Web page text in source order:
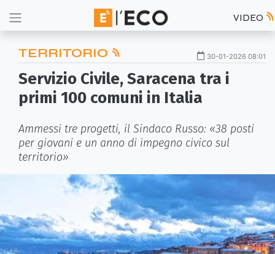
VIDEO
TERRITORIO 30-01-2026 08:01
Servizio Civile, Saracena tra i
primi 100 comuni in Italia
Ammessi tre progetti, il Sindaco Russo: «38 posti
per giovani e un anno di impegno civico sul
territorio»